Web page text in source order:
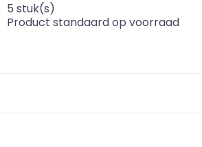
5 stuk(s)
Product standaard op voorraad